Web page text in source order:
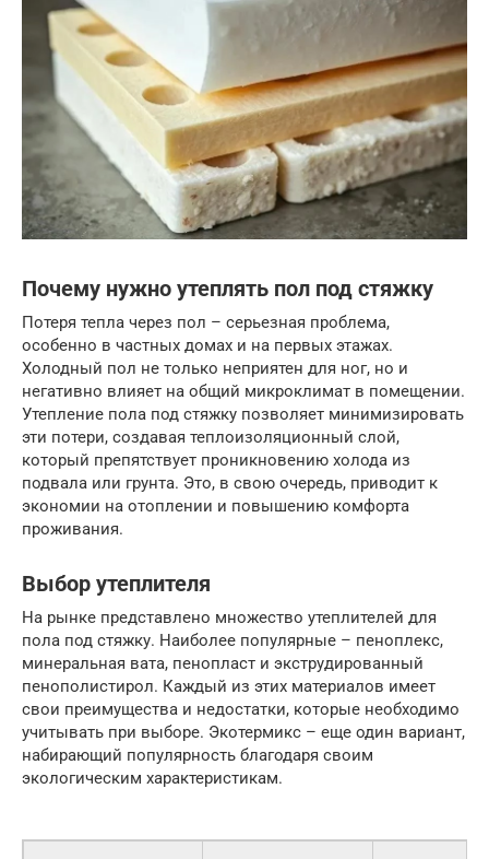
Почему нужно утеплять пол под стяжку
Потеря тепла через пол – серьезная проблема,
особенно в частных домах и на первых этажах.
Холодный пол не только неприятен для ног, но и
негативно влияет на общий микроклимат в помещении.
Утепление пола под стяжку позволяет минимизировать
эти потери, создавая теплоизоляционный слой,
который препятствует проникновению холода из
подвала или грунта. Это, в свою очередь, приводит к
экономии на отоплении и повышению комфорта
проживания.
Выбор утеплителя
На рынке представлено множество утеплителей для
пола под стяжку. Наиболее популярные – пеноплекс,
минеральная вата, пенопласт и экструдированный
пенополистирол. Каждый из этих материалов имеет
свои преимущества и недостатки, которые необходимо
учитывать при выборе. Экотермикс – еще один вариант,
набирающий популярность благодаря своим
экологическим характеристикам.